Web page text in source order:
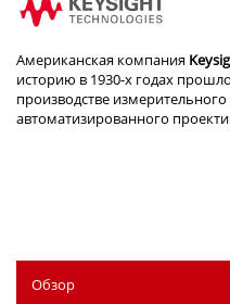
Американская компания
историю в 1930-х годах
производстве
автоматизированного
Обзор